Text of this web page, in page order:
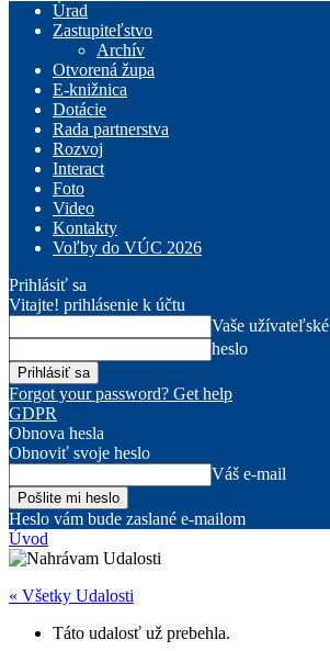
Úrad
Zastupiteľstvo
Archív
Otvorená župa
E-knižnica
Dotácie
Rada partnerstva
Rozvoj
Interact
Foto
Video
Kontakty
Voľby do VÚC 2026
Prihlásiť sa
Vitajte! prihlásenie k účtu
Vaše
heslo
Forgot your password? Get help
GDPR
Obnova hesla
Obnoviť svoje heslo
Váš e-mail
Heslo vám bude zaslané e-mailom
Úvod
« Všetky Udalosti
Táto udalosť už prebehla.